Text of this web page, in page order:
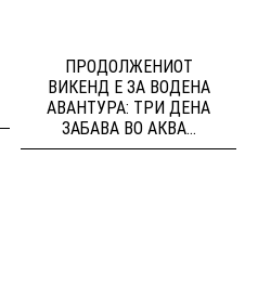
ПРОДОЛЖЕНИОТ
ВИКЕНД Е ЗА ВОДЕНА
АВАНТУРА: ТРИ ДЕНА
ЗАБАВА ВО АКВА...